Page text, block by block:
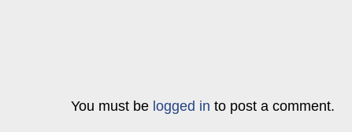
You must be logged in to post a comment.